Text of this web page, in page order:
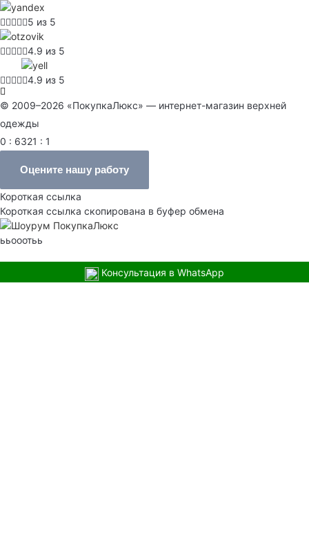
5 из 5
4.9 из 5
4.9 из 5
© 2009–2026 «ПокупкаЛюкс» — интернет-магазин верхней
одежды
0 : 6321 : 1
Оцените нашу работу
Короткая ссылка
Короткая ссылка скопирована в буфер обмена
ььооотьь
Консультация в WhatsApp